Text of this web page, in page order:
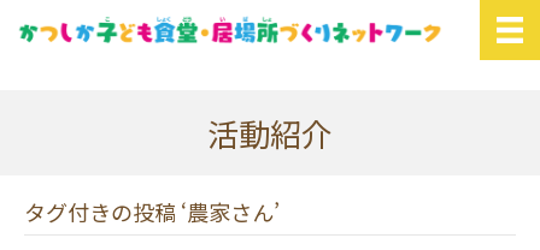
活動紹介
タグ付きの投稿 ‘農家さん’